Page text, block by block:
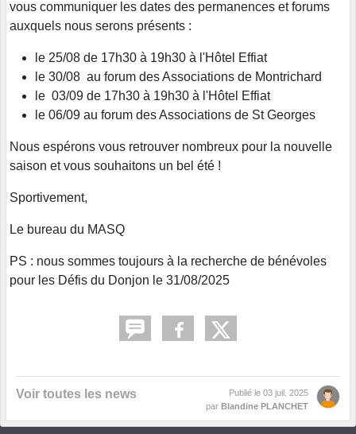
vous communiquer les dates des permanences et forums
auxquels nous serons présents :
le 25/08 de 17h30 à 19h30 à l'Hôtel Effiat
le 30/08 au forum des Associations de Montrichard
le 03/09 de 17h30 à 19h30 à l'Hôtel Effiat
le 06/09 au forum des Associations de St Georges
Nous espérons vous retrouver nombreux pour la nouvelle
saison et vous souhaitons un bel été !
Sportivement,
Le bureau du MASQ
PS : nous sommes toujours à la recherche de bénévoles
pour les Défis du Donjon le 31/08/2025
Voir toutes les news Publié le 03 juil. 2025
par Blandine PLANCHET